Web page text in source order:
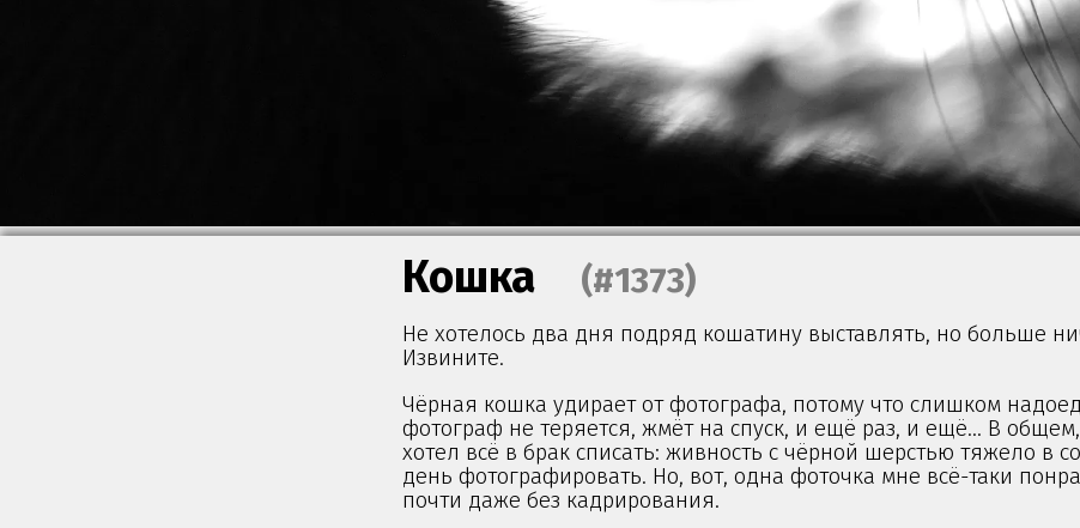
Кошка (#1373)
Не хотелось два дня подряд кошатину выставлять, но больше
Извините.
Чёрная кошка удирает от фотографа, потому что слишком
фотограф не теряется, жмёт на спуск, и ещё раз, и ещё… В
хотел всё в брак списать: живность с чёрной шерстью тяжело в
день фотографировать. Но, вот, одна фоточка мне всё-таки
почти даже без кадрирования.